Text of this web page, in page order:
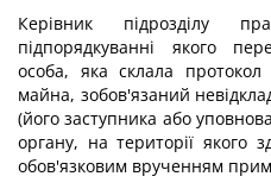
Керівник підрозділу
підпорядкуванні якого
особа, яка склала
майна, зобов'язаний
(його заступника або
органу, на території якого
обов'язковим врученням